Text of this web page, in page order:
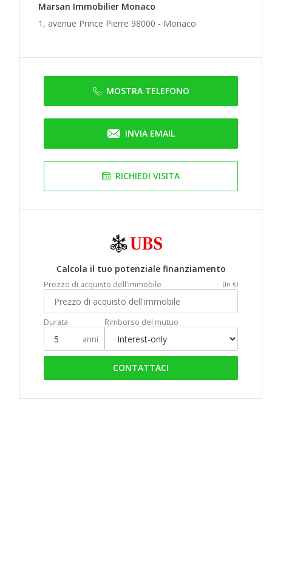
Marsan Immobilier Monaco
1, avenue Prince Pierre 98000 - Monaco
MOSTRA TELEFONO
INVIA EMAIL
RICHIEDI VISITA
Calcola il tuo potenziale finanziamento
Prezzo di acquisto dell'immobile (In €)
Durata
anni
Rimborso del mutuo
CONTATTACI